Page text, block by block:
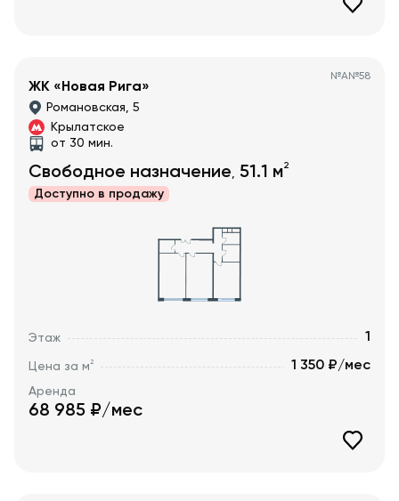
№А№58
ЖК «Новая Рига»
Романовская, 5
Крылатское
от 30 мин.
Свободное назначение 51.1 м2
Доступно в продажу
Этаж 1
Цена за м2 1 350 ₽/мес
Аренда
68 985 ₽/мес